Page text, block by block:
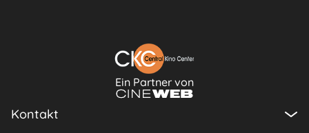
Ein Partner von
Kontakt